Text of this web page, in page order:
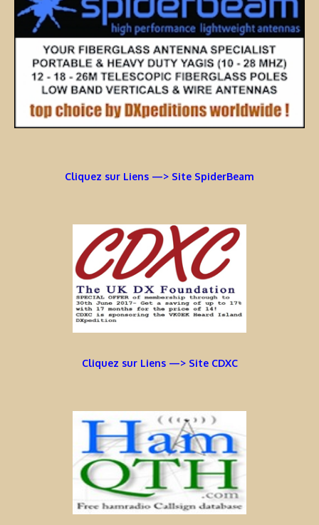
Cliquez sur Liens —> Site SpiderBeam
Cliquez sur Liens —> Site CDXC